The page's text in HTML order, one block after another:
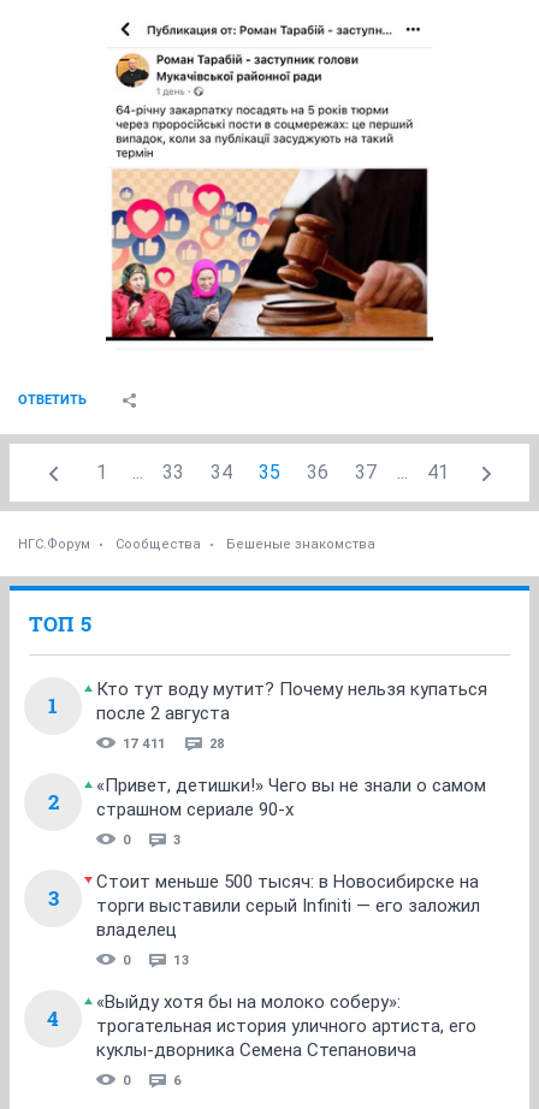
ОТВЕТИТЬ
1 ... 33 34 35 36 37 ... 41
НГС.Форум Сообщества Бешеные знакомства
ТОП 5
1
Кто тут воду мутит? Почему нельзя купаться
после 2 августа
17 411 28
2
«Привет, детишки!» Чего вы не знали о самом
страшном сериале 90-х
0 3
3
Стоит меньше 500 тысяч: в Новосибирске на
торги выставили серый Infiniti — его заложил
владелец
0 13
4
«Выйду хотя бы на молоко соберу»:
трогательная история уличного артиста, его
куклы-дворника Семена Степановича
0 6